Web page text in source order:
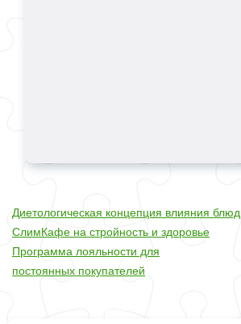
Диетологическая концепция влияния блюд
СлимКафе на стройность и здоровье
Программа лояльности для
постоянных покупателей